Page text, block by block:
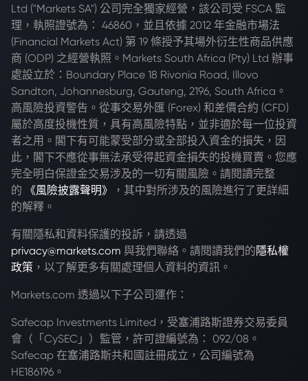
Ltd ("Markets SA") 公司完全獨家經營，該公司受 FSCA 監
理，執照證號為： 46860，並且依據 2012 年金融市場法
(Financial Markets Act) 第 19 條授予其場外衍生性商品供應
商 (ODP) 之經營執照。Markets South Africa (Pty) Ltd 辦事
處設立於：Boundary Place 18 Rivonia Road, Illovo
Sandton, Johannesburg, Gauteng, 2196, South Africa。
高風險投資警告。從事交易外匯 (Forex) 和差價合約 (CFD)
屬於高度投機性質，具有高風險特點，並非適於每一位投資
者之用。閣下有可能蒙受部分或全部投入資金的損失，因
此，閣下不應從事無法承受得起資金損失的投機買賣。您應
完全明白保證金交易涉及的一切有關風險。請閱讀完整
的
《風險披露聲明》
，其中對所涉及的風險進行了更詳細
的解釋。
有關隱私和資料保護的投訴，請透過
privacy@markets.com 與我們聯絡。請閱讀我們的 隱私權
政策 ，以了解更多有關處理個人資料的資訊。
Markets.com 透過以下子公司運作：
Safecap Investments Limited，受塞浦路斯證券交易委員
會（「CySEC」）監管，許可證編號為： 092/08。
Safecap 在塞浦路斯共和國註冊成立，公司編號為
HE186196。